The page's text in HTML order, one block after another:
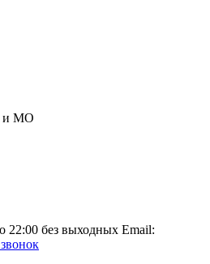
и МО
22:00 без выходных Email: